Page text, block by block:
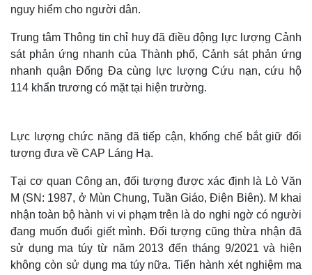
nguy hiểm cho người dân.
Trung tâm Thông tin chỉ huy đã điều động lực lượng Cảnh
sát phản ứng nhanh của Thành phố, Cảnh sát phản ứng
nhanh quận Đống Đa cùng lực lượng Cứu nạn, cứu hộ
114 khẩn trương có mặt tại hiện trường.
Lực lượng chức năng đã tiếp cận, khống chế bắt giữ đối
tượng đưa về CAP Láng Hạ.
Tại cơ quan Công an, đối tượng được xác định là Lò Văn
M (SN: 1987, ở Mùn Chung, Tuần Giáo, Điện Biên). M khai
nhận toàn bộ hành vi vi phạm trên là do nghi ngờ có người
đang muốn đuổi giết mình. Đối tượng cũng thừa nhận đã
sử dụng ma túy từ năm 2013 đến tháng 9/2021 và hiện
không còn sử dụng ma túy nữa. Tiến hành xét nghiệm ma